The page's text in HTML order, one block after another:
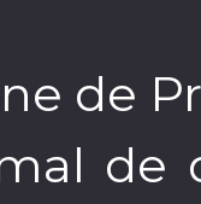
de
de